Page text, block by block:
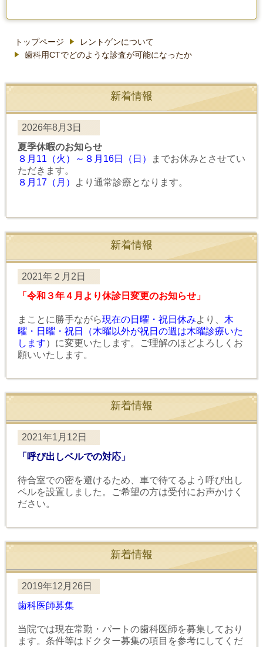
トップページ
レントゲンについて
歯科用CTでどのような診査が可能になったか
新着情報
2026年8月3日
夏季休暇のお知らせ
８月11（火）～８月16日（日）
までお休みとさせてい
ただきます。
８月17（月）
より通常診療となります。
新着情報
2021年２月2日
「令和３年４月より休診日変更のお知らせ」
まことに勝手ながら現在の日曜・祝日休みより、 木
曜・日曜・祝日（木曜以外が祝日の週は木曜診療いた
します）に変更いたします。ご理解のほどよろしくお
願いいたします。
新着情報
2021年1月12日
「呼び出しベルでの対応」
待合室での密を避けるため、車で待てるよう呼び出し
ベルを設置しました。ご希望の方は受付にお声かけく
ださい。
新着情報
2019年12月26日
歯科医師募集
当院では現在常勤・パートの歯科医師を募集しており
ます。条件等はドクター募集の項目を参考にしてくだ